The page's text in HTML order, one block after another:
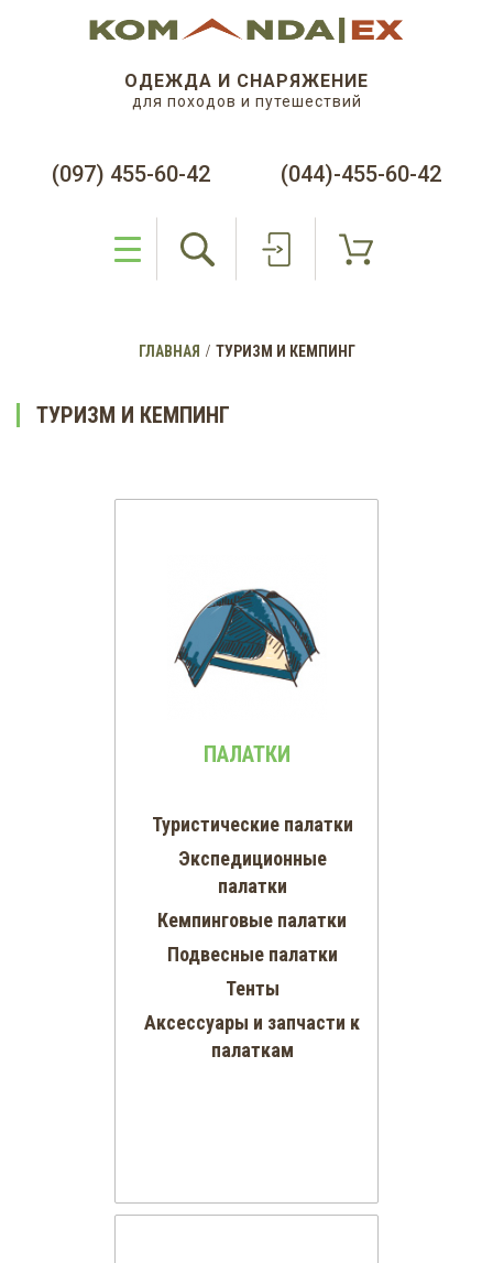
ОДЕЖДА И СНАРЯЖЕНИЕ
для походов и путешествий
(097) 455-60-42 (044)-455-60-42
ГЛАВНАЯ ТУРИЗМ И КЕМПИНГ
ТУРИЗМ И КЕМПИНГ
ПАЛАТКИ
Туристические палатки
Экспедиционные
палатки
Кемпинговые палатки
Подвесные палатки
Тенты
Аксессуары и запчасти к
палаткам